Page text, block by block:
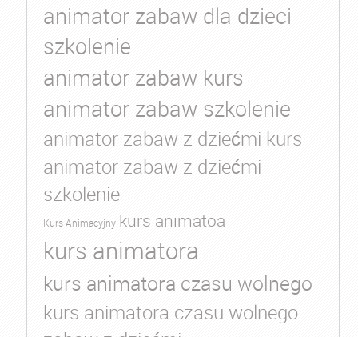
animator zabaw dla dzieci
szkolenie
animator zabaw kurs
animator zabaw szkolenie
animator zabaw z dziećmi kurs
animator zabaw z dziećmi
szkolenie
Kurs Animacyjny kurs animatoa
kurs animatora
kurs animatora czasu wolnego
kurs animatora czasu wolnego